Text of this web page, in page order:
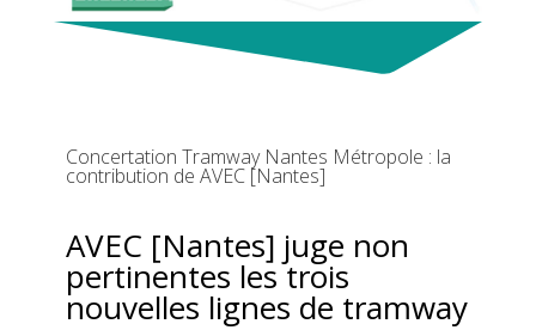
Concertation Tramway Nantes Métropole : la
contribution de AVEC [Nantes]
AVEC [Nantes] juge non
pertinentes les trois
nouvelles lignes de tramway